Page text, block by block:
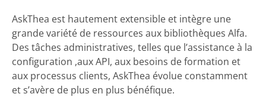
AskThea est hautement extensible et intègre une
grande variété de ressources aux bibliothèques Alfa.
Des tâches administratives, telles que l’assistance à la
configuration ,aux API, aux besoins de formation et
aux processus clients, AskThea évolue constamment
et s’avère de plus en plus bénéfique.